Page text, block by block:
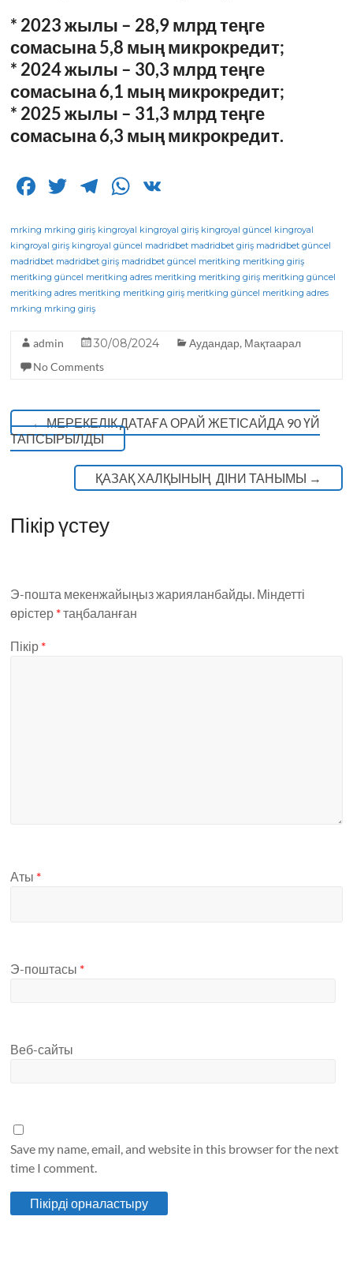
* 2023 жылы – 28,9 млрд теңге
сомасына 5,8 мың микрокредит;
* 2024 жылы – 30,3 млрд теңге
сомасына 6,1 мың микрокредит;
* 2025 жылы – 31,3 млрд теңге
сомасына 6,3 мың микрокредит.
F
c
e
b
o
o
k
T
it
te
r
T
e
g
ra
W
a
ts
A
p
mrking mrking giriş kingroyal kingroyal giriş kingroyal güncel kingroyal
kingroyal giriş kingroyal güncel madridbet madridbet giriş madridbet güncel
madridbet madridbet giriş madridbet güncel meritking meritking giriş
meritking güncel meritking adres meritking meritking giriş meritking güncel
meritking adres meritking meritking giriş meritking güncel meritking adres
mrking mrking giriş
admin 30/08/2024 Аудандар, Мақтаарал
No Comments
←МЕРЕКЕЛІК ДАТАҒА ОРАЙ ЖЕТІСАЙДА 90 ҮЙ
ТАПСЫРЫЛДЫ
ҚАЗАҚ ХАЛҚЫНЫҢ ДІНИ ТАНЫМЫ →
Пікір үстеу
Э-пошта мекенжайыңыз жарияланбайды. Міндетті
өрістер *таңбаланған
Пікір *
Аты *
Э-поштасы *
Веб-сайты
Save my name, email, and website in this browser for the next
time I comment.